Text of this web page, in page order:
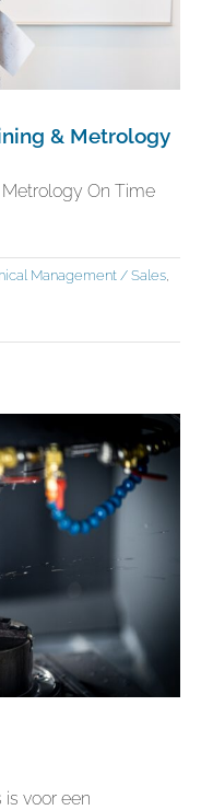
& Metrology
On Time
Management / Sales,
is voor een